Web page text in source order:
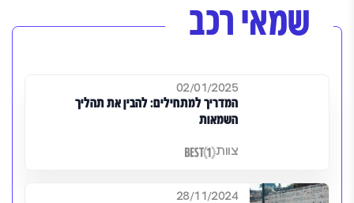
שמאי רכב
02/01/2025
המדריך למתחילים: להבין את תהליך
השמאות
צוות
28/11/2024